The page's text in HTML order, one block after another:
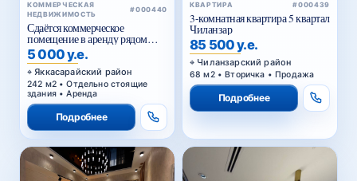
КОММЕРЧЕСКАЯ
НЕДВИЖИМОСТЬ
#000440
Сдаётся коммерческое
помещение в аренду рядом
Голубые купола
5 000 у.е.
Яккасарайский район
242 м2 • Отдельно стоящие
здания • Аренда
Подробнее
КВАРТИРА #000439
3-комнатная квартира 5 квартал
Чиланзар
85 500 у.е.
Чиланзарский район
68 м2 • Вторичка • Продажа
Подробнее